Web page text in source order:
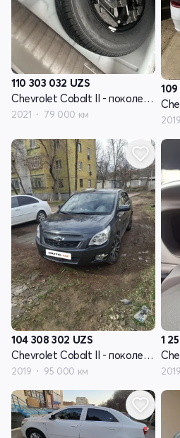
110 303 032 UZS
Chevrolet Cobalt II - поколение рестайлинг
2021 79 000 км 2019
104 308 302 UZS
Chevrolet Cobalt II - поколение рестайлинг
2019 95 000 км
1
2019